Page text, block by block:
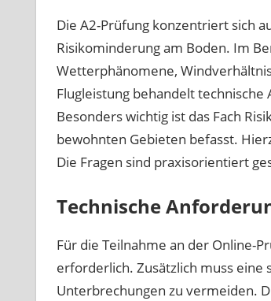
Die A2-Prüfung konzentriert sich
Risikominderung am Boden. Im
Wetterphänomene,
Flugleistung behandelt
Besonders wichtig ist das Fach
bewohnten Gebieten befasst.
Die Fragen sind praxisorientiert
Technische
Für die Teilnahme an der Online-
erforderlich. Zusätzlich muss
Unterbrechungen zu vermeiden.